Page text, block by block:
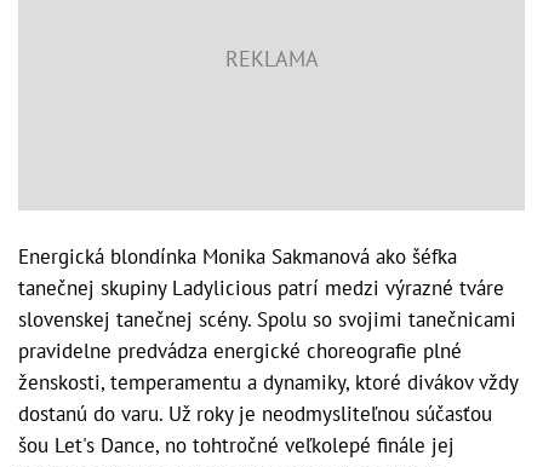
Energická blondínka Monika Sakmanová ako šéfka
tanečnej skupiny Ladylicious patrí medzi výrazné tváre
slovenskej tanečnej scény. Spolu so svojimi tanečnicami
pravidelne predvádza energické choreografie plné
ženskosti, temperamentu a dynamiky, ktoré divákov vždy
dostanú do varu. Už roky je neodmysliteľnou súčasťou
šou Let's Dance, no tohtročné veľkolepé finále jej